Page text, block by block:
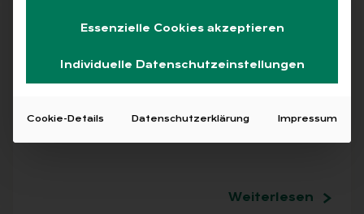
Von G(ra­fik) bis H(andbuch)
Weiterlesen
Essenzielle Cookies akzeptieren
Individuelle Datenschutzeinstellungen
Cookie-Details Datenschutzerklärung Impressum